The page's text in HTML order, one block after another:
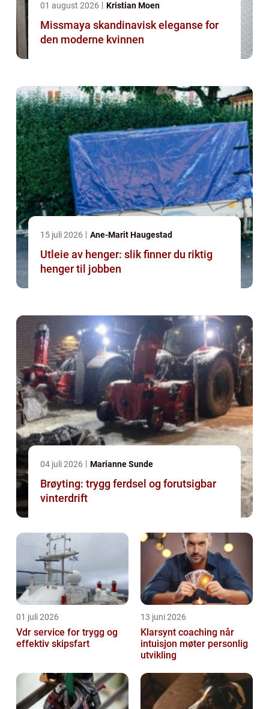
01 august 2026 Kristian Moen
Missmaya skandinavisk eleganse for
den moderne kvinnen
15 juli 2026 Ane-Marit Haugestad
Utleie av henger: slik finner du riktig
henger til jobben
04 juli 2026 Marianne Sunde
Brøyting: trygg ferdsel og forutsigbar
vinterdrift
01 juli 2026
Vdr service for trygg og
effektiv skipsfart
13 juni 2026
Klarsynt coaching når
intuisjon møter personlig
utvikling